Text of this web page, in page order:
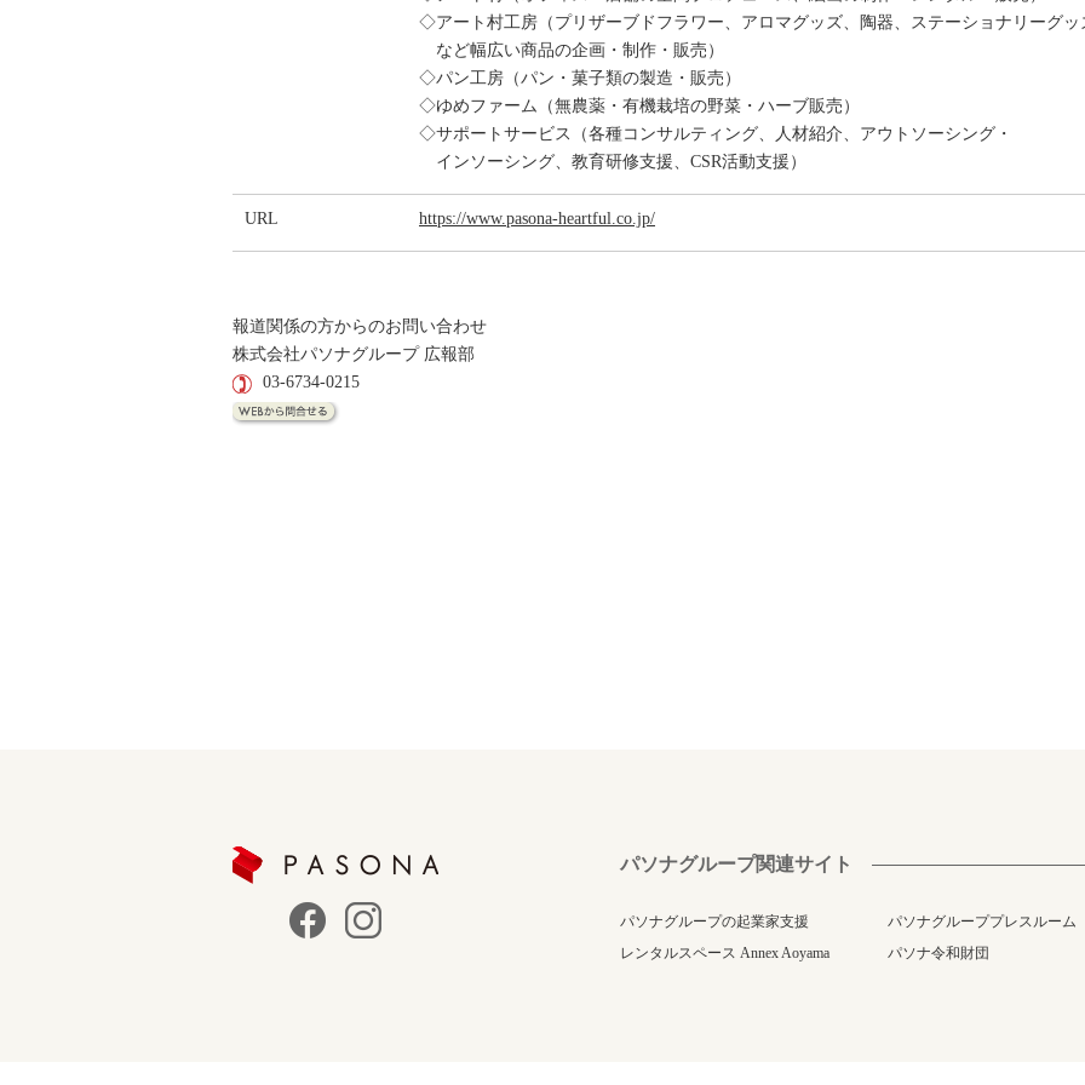
◇アート村工房（プリザーブドフラワー、アロマグッズ、陶器、ステーショナリーグッ
など幅広い商品の企画・制作・販売）
◇パン工房（パン・菓子類の製造・販売）
◇ゆめファーム（無農薬・有機栽培の野菜・ハーブ販売）
◇サポートサービス（各種コンサルティング、人材紹介、アウトソーシング・
インソーシング、教育研修支援、CSR活動支援）
URL https://www.pasona-heartful.co.jp/
報道関係の方からのお問い合わせ
株式会社パソナグループ 広報部
03-6734-0215
パソナグループ関連サイト
パソナグループの起業家支援 パソナグループプレスルーム
レンタルスペース Annex Aoyama
パソナ令和財団